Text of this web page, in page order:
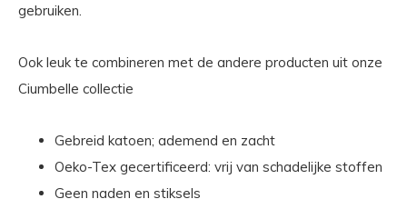
gebruiken.
Ook leuk te combineren met de andere producten uit onze
Ciumbelle collectie
Gebreid katoen; ademend en zacht
Oeko-Tex gecertificeerd: vrij van schadelijke stoffen
Geen naden en stiksels